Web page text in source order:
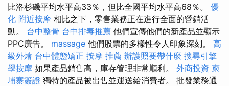
比洛杉磯平均水平高33％，但比全國平均水平高68％。 優
化 附近按摩 相比之下，零售業務正在進行全面的營銷活
動。 台中整骨 台中排毒推薦 他們宣傳他們的新產品並顯示
PPC廣告。 massage 他們股票的多樣性令人印象深刻。 高
級外燴 台中體態矯正 按摩 推薦 辦護照要帶什麼 搜尋引擎
學按摩 如果產品銷售高，庫存管理非常順利。 外商投資 柬
埔寨簽證 獨特的產品被出售並運送給消費者。 批發業務通